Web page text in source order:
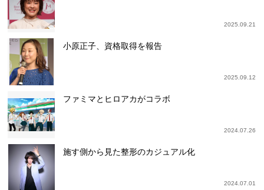
2025.09.21
小原正子、資格取得を報告
2025.09.12
ファミマとヒロアカがコラボ
2024.07.26
施す側から見た整形のカジュアル化
2024.07.01